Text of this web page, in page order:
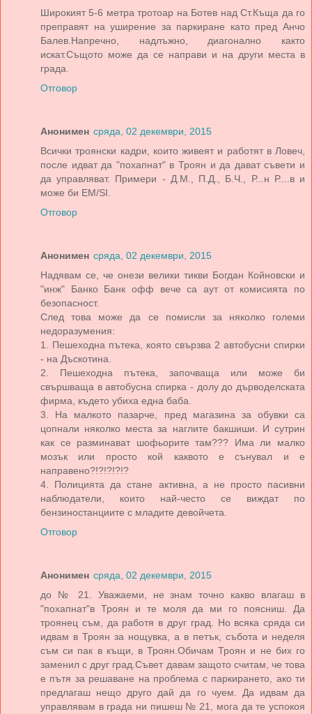
Широкият 5-6 метра тротоар на Ботев над Ст.Къща да го
преправят на уширение за паркиране като пред Анчо
Балев.Напречно, надлъжно, диагонално както
искат.Същото може да се направи и на други места в
града.
Отговор
Анонимен сряда, 02 декември, 2015
Всички троянски кадри, които живеят и работят в Ловеч,
после идват да "похапнат" в Троян и да дават съвети и
да управляват. Примери - Д.М., П.Д., Б.Ч., Р...н Р....в и
може би ЕМ/SI.
Отговор
Анонимен сряда, 02 декември, 2015
Надявам се, че онези велики тикви Богдан Койновски и
"инж" Банко Банк офф вече са аут от комисията по
безопасност.
След това може да се помисли за няколко големи
недоразумения:
1. Пешеходна пътека, която свързва 2 автобусни спирки
- на Дъскотина.
2. Пешеходна пътека, започваща или може би
свършваща в автобусна спирка - долу до дърводелската
фирма, където убиха една баба.
3. На малкото пазарче, пред магазина за обувки са
цопнали няколко места за наглите бакшиши. И сутрин
как се разминават шофьорите там??? Има ли малко
мозък или просто кой каквото е сънувал и е
направено?!?!?!?!?
4. Полицията да стане активна, а не просто пасивни
наблюдатели, които най-често се виждат по
бензиностанциите с младите девойчета.
Отговор
Анонимен сряда, 02 декември, 2015
до № 21. Уважаеми, не знам точно какво влагаш в
"похапнат"в Троян и те моля да ми го поясниш. Да
троянец съм, да работя в друг град. Но всяка сряда си
идвам в Троян за нощувка, а в петък, събота и неделя
съм си пак в къщи, в Троян.Обичам Троян и не бих го
заменил с друг град.Съвет давам защото считам, че това
е пътя за решаване на проблема с паркирането, ако ти
предлагаш нещо друго дай да го чуем. Да идвам да
управлявам в града ни пишеш № 21, мога да те успокоя